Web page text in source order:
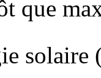
que
solaire